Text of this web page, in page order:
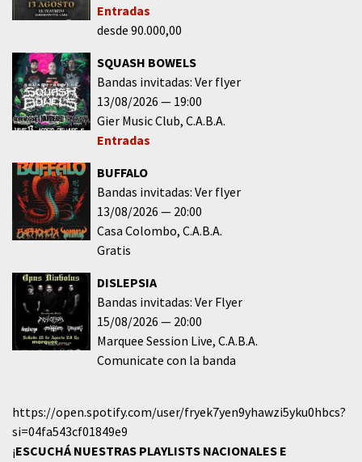
Entradas
desde 90.000,00
SQUASH BOWELS
Bandas invitadas: Ver flyer
13/08/2026
19:00
Gier Music Club C.A.B.A.
Entradas
BUFFALO
Bandas invitadas: Ver flyer
13/08/2026
20:00
Casa Colombo C.A.B.A.
Gratis
DISLEPSIA
Bandas invitadas: Ver Flyer
15/08/2026
20:00
Marquee Session Live C.A.B.A.
Comunicate con la banda
https://open.spotify.com/user/fryek7yen9yhawzi5yku0hbcs?
si=04fa543cf01849e9
¡ESCUCHÁ NUESTRAS PLAYLISTS NACIONALES E